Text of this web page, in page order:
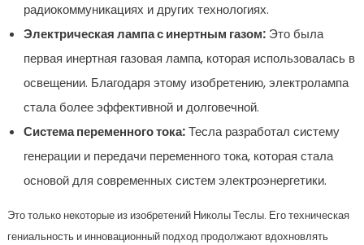
радиокоммуникациях и других технологиях.
Электрическая лампа с инертным газом:Это была
первая инертная газовая лампа, которая использовалась в
освещении. Благодаря этому изобретению, электролампа
стала более эффективной и долговечной.
Система переменного тока:Тесла разработал систему
генерации и передачи переменного тока, которая стала
основой для современных систем электроэнергетики.
Это только некоторые из изобретений Николы Теслы. Его техническая
гениальность и инновационный подход продолжают вдохновлять